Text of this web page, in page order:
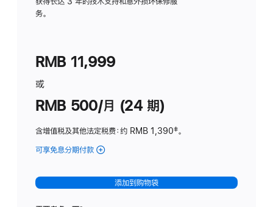
务。
RMB 11,999
或
RMB 500/月 (24 期)
含增值税及其他法定税费：约 RMB 1,390脚
‡。
可享免息分期付款 (Studio
-
标
添加到购物袋